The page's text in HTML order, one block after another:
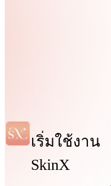
เริ่มใช้งาน
SkinX